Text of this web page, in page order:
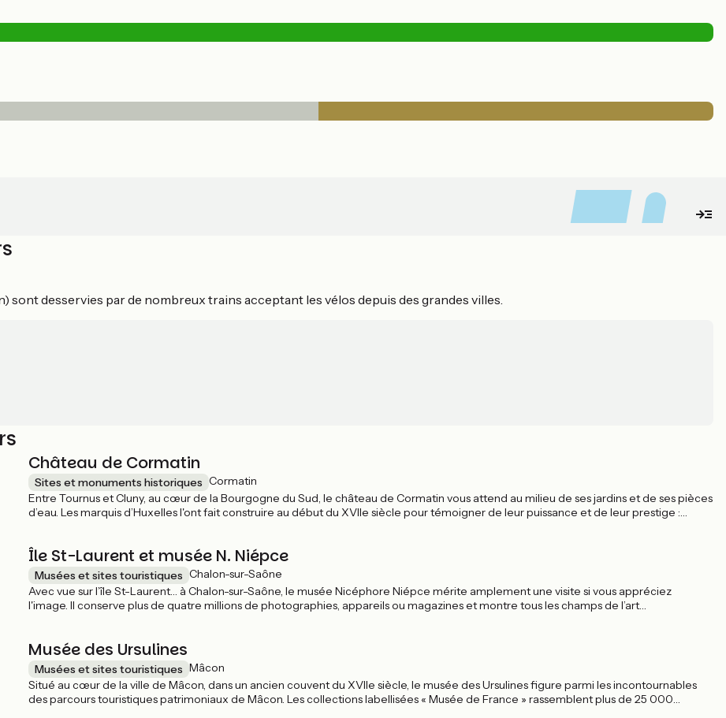
sont desservies par de nombreux trains acceptant les vélos depuis des grandes villes.
Château de Cormatin
Sites et monuments historiques Cormatin
Entre Tournus et Cluny, au cœur de la Bourgogne du Sud, le château de Cormatin vous attend au milieu de ses jardins et de ses pièces
d’eau. Les marquis d’Huxelles l'ont fait construire au début du XVIIe siècle pour témoigner de leur puissance et de leur prestige :
Île St-Laurent et musée N. Niépce
Musées et sites touristiques Chalon-sur-Saône
Avec vue sur l’île St-Laurent… à Chalon-sur-Saône, le musée Nicéphore Niépce mérite amplement une visite si vous appréciez
l'image. Il conserve plus de quatre millions de photographies, appareils ou magazines et montre tous les champs de l’art
Musée des Ursulines
Musées et sites touristiques Mâcon
Situé au cœur de la ville de Mâcon, dans un ancien couvent du XVIIe siècle, le musée des Ursulines figure parmi les incontournables
des parcours touristiques patrimoniaux de Mâcon. Les collections labellisées « Musée de France » rassemblent plus de 25 000